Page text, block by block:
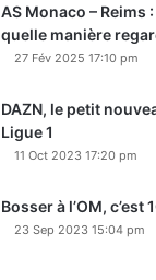
AS Monaco – Reims
quelle manière
27 Fév 2025 17:10 pm
DAZN, le petit
Ligue 1
11 Oct 2023 17:20 pm
Bosser à l’OM, c’est
23 Sep 2023 15:04 pm